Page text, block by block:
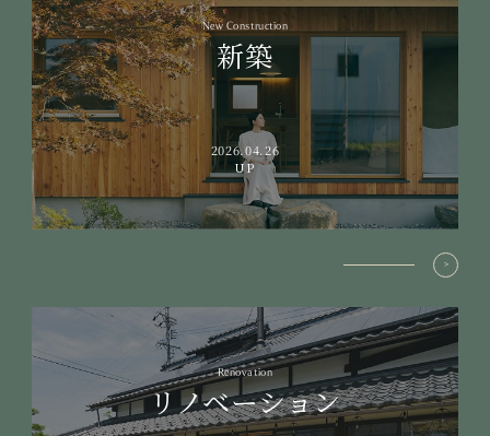
New Construction
新築
2026.04.26
UP
Renovation
リノベーション